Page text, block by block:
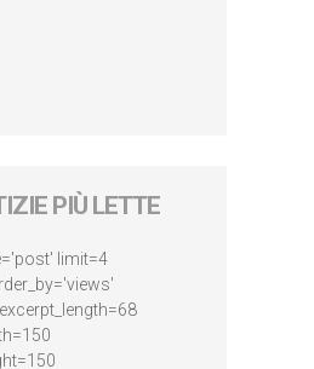
PIÙ LETTE
limit=4